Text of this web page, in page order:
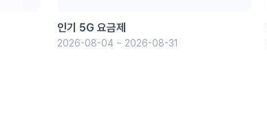
인기 5G 요금제
2026-08-04 ~ 2026-08-31